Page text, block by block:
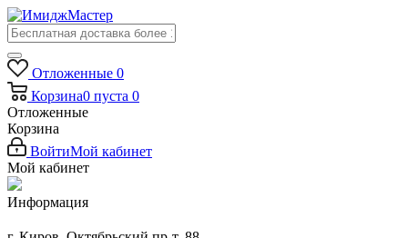
Отложенные 0
Корзина0 пуста 0
Отложенные
Корзина
ВойтиМой кабинет
Мой кабинет
Информация